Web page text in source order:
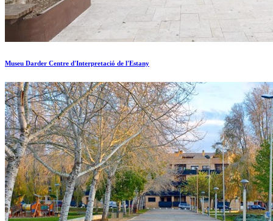
Museu Darder Centre d'Interpretació de l'Estany